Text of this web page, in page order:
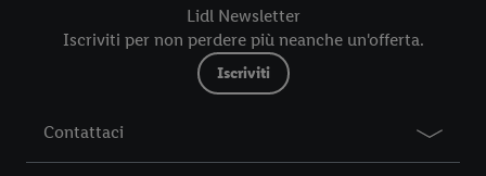
Lidl Newsletter
Iscriviti per non perdere più neanche un'offerta.
Iscriviti
Contattaci
futuro, sono disponibili nella nostra
nostre informazioni legali sono consultabili qui.